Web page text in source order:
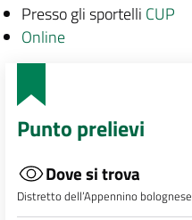
Presso gli sportelli CUP
Online
Punto prelievi
Dove si trova
Distretto dell’Appennino bolognese